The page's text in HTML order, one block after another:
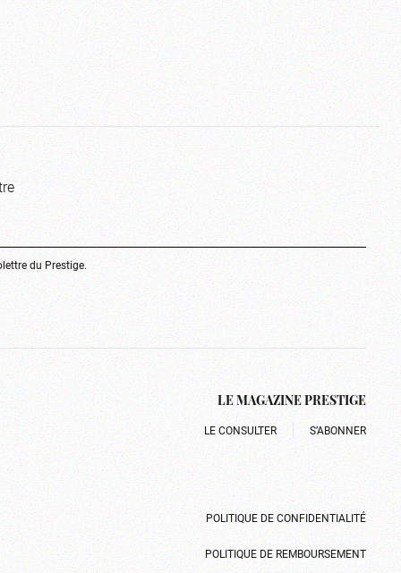
du Prestige.
LE MAGAZINE PRESTIGE
LE CONSULTER S’ABONNER
POLITIQUE DE CONFIDENTIALITÉ
POLITIQUE DE REMBOURSEMENT